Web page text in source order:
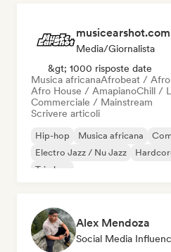
musicearshot.com
Media/Giornalista
&gt; 1000 risposte date
Musica africanaAfrobeat /
Afro House / AmapianoChill /
Commerciale / Mainstream
Scrivere articoli
Hip-hop Musica africana
Electro Jazz / Nu Jazz
Trip hop
Alex Mendoza
Social Media